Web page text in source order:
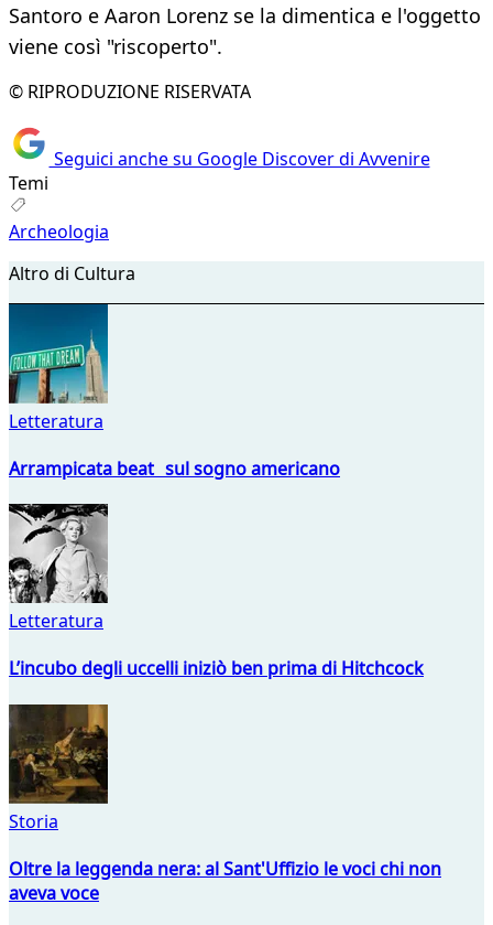
Santoro e Aaron Lorenz se la dimentica e l'oggetto
viene così "riscoperto".
© RIPRODUZIONE RISERVATA
Seguici anche su Google Discover di Avvenire
Temi
Archeologia
Altro di Cultura
Letteratura
Arrampicata beat sul sogno americano
Letteratura
L’incubo degli uccelli iniziò ben prima di Hitchcock
Storia
Oltre la leggenda nera: al Sant'Uffizio le voci chi non
aveva voce